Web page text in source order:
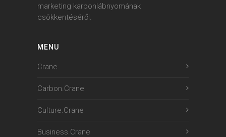
marketing karbonlábnyomának
csökkentéséről.
MENU
Crane
Carbon.Crane
Culture.Crane
Business.Crane